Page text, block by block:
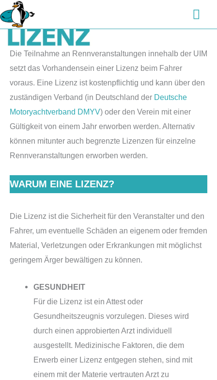
Zum
Inhalt
springen
Die Teilnahme an Rennveranstaltungen innehalb der UIM
setzt das Vorhandensein einer Lizenz beim Fahrer
voraus. Eine Lizenz ist kostenpflichtig und kann über den
zuständigen Verband (in Deutschland der Deutsche
Motoryachtverband DMYV) oder den Verein mit einer
Gültigkeit von einem Jahr erworben werden. Alternativ
können mitunter auch begrenzte Lizenzen für einzelne
Rennveranstaltungen erworben werden.
WARUM EINE LIZENZ?
Die Lizenz ist die Sicherheit für den Veranstalter und den
Fahrer, um eventuelle Schäden an eigenem oder fremden
Material, Verletzungen oder Erkrankungen mit möglichst
geringem Ärger bewältigen zu können.
GESUNDHEIT
Für die Lizenz ist ein Attest oder
Gesundheitszeugnis vorzulegen. Dieses wird
durch einen approbierten Arzt individuell
ausgestellt. Medizinische Faktoren, die dem
Erwerb einer Lizenz entgegen stehen, sind mit
einem mit der Materie vertrauten Arzt zu